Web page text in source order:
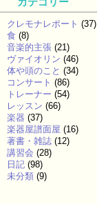
クレモナレポート (37)
食 (8)
音楽的主張 (21)
ヴァイオリン (46)
体や頭のこと (34)
コンサート (86)
トレーナー (54)
レッスン (66)
楽器 (37)
楽器屋譜面屋 (16)
著書・雑誌 (12)
講習会 (28)
日記 (98)
未分類 (9)